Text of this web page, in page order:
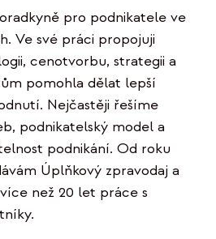
pro podnikatele ve
Ve své práci propojuji
cenotvorbu, strategii a
pomohla dělat lepší
Nejčastěji řešíme
podnikatelský model a
podnikání. Od roku
Úplňkový zpravodaj a
než 20 let práce s